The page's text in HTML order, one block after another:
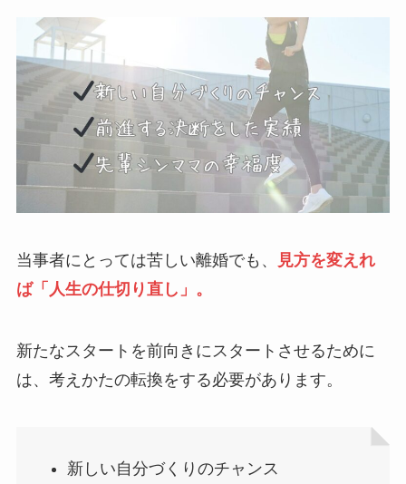
当事者にとっては苦しい離婚でも、
見方を変えれ
ば「人生の仕切り直し」。
新たなスタートを前向きにスタートさせるために
は、考えかたの転換をする必要があります。
新しい自分づくりのチャンス